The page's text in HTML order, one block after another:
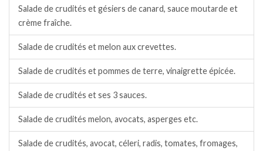
Salade de crudités et gésiers de canard, sauce moutarde et
crème fraîche.
Salade de crudités et melon aux crevettes.
Salade de crudités et pommes de terre, vinaigrette épicée.
Salade de crudités et ses 3 sauces.
Salade de crudités melon, avocats, asperges etc.
Salade de crudités, avocat, céleri, radis, tomates, fromages,